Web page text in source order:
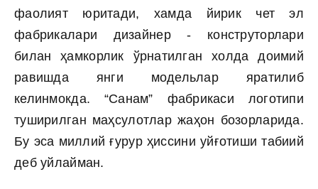
фаолият юритади, хамда йирик чет эл
фабрикалари дизайнер - конструторлари
билан ҳамкорлик ўрнатилган холда доимий
равишда янги модельлар яратилиб
келинмокда. “Санам” фабрикаси логотипи
туширилган маҳсулотлар жаҳон бозорларида.
Бу эса миллий ғурур ҳиссини уйғотиши табиий
деб уйлайман.